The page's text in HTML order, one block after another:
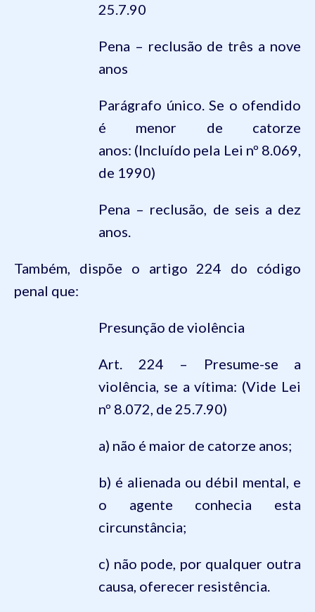
25.7.90
Pena – reclusão de três a nove
anos
Parágrafo único. Se o ofendido
é menor de catorze
anos: (Incluído pela Lei nº 8.069,
de 1990)
Pena – reclusão, de seis a dez
anos.
Também, dispõe o artigo 224 do código
penal que:
Presunção de violência
Art. 224 – Presume-se a
violência, se a vítima: (Vide Lei
nº 8.072, de 25.7.90)
a) não é maior de catorze anos;
b) é alienada ou débil mental, e
o agente conhecia esta
circunstância;
c) não pode, por qualquer outra
causa, oferecer resistência.